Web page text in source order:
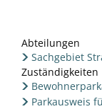
Abteilungen
Sachgebiet
Zuständigkeiten
Parkausweis